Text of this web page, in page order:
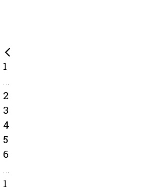
1
...
2
3
4
5
6
...
1